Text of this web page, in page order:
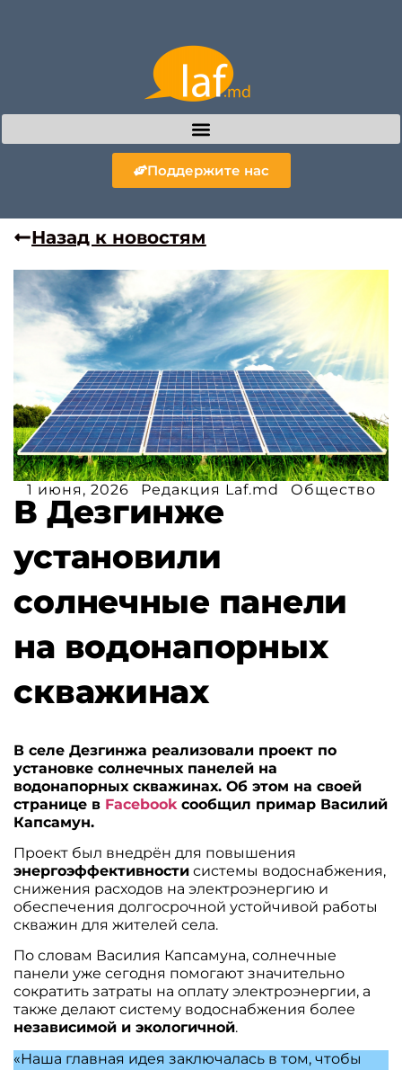
Поддержите нас
Назад к новостям
1 июня, 2026 Редакция Laf.md Общество
В Дезгинже
установили
солнечные панели
на водонапорных
скважинах
В селе Дезгинжа реализовали проект по
установке солнечных панелей на
водонапорных скважинах. Об этом на своей
странице в Facebook сообщил примар Василий
Капсамун.
Проект был внедрён для повышения
энергоэффективности системы водоснабжения,
снижения расходов на электроэнергию и
обеспечения долгосрочной устойчивой работы
скважин для жителей села.
По словам Василия Капсамуна, солнечные
панели уже сегодня помогают значительно
сократить затраты на оплату электроэнергии, а
также делают систему водоснабжения более
независимой и экологичной.
«Наша главная идея заключалась в том, чтобы